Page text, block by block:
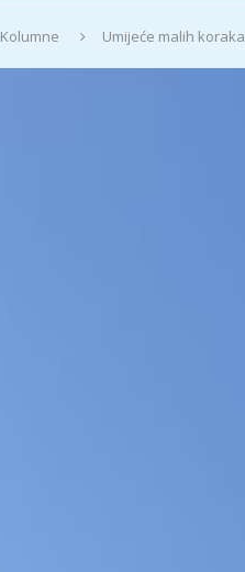
Kolumne Umijeće malih koraka